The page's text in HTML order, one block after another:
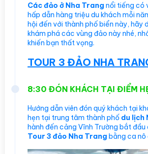
Các đảo ở Nha Trang nổi tiếng có
hấp dẫn hàng triệu du khách mỗi
hội đến với thành phố biển này, hãy
khám phá các vùng đảo này nhé,
khiến bạn thất vọng.
TOUR 3 ĐẢO NHA
8:30 ĐÓN KHÁCH TẠI ĐIỂM
Hướng dẫn viên đón quý khách tại
hẹn tại trung tâm thành phố du lịch
hành đến cảng Vĩnh Trường bắt đầu
Tour 3 đảo Nha Trang bằng ca